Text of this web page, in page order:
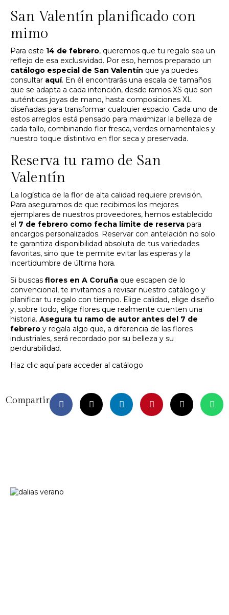
San Valentín planificado con
mimo
Para este 14 de febrero, queremos que tu regalo sea un
reflejo de esa exclusividad. Por eso, hemos preparado un
catálogo especial de San Valentín que ya puedes
consultar aquí. En él encontrarás una escala de tamaños
que se adapta a cada intención, desde ramos XS que son
auténticas joyas de mano, hasta composiciones XL
diseñadas para transformar cualquier espacio. Cada uno de
estos arreglos está pensado para maximizar la belleza de
cada tallo, combinando flor fresca, verdes ornamentales y
nuestro toque distintivo en flor seca y preservada.
Reserva tu ramo de San
Valentín
La logística de la flor de alta calidad requiere previsión.
Para asegurarnos de que recibimos los mejores
ejemplares de nuestros proveedores, hemos establecido
el 7 de febrero como fecha límite de reserva para
encargos personalizados. Reservar con antelación no solo
te garantiza disponibilidad absoluta de tus variedades
favoritas, sino que te permite evitar las esperas y la
incertidumbre de última hora.
Si buscas flores en A Coruña que escapen de lo
convencional, te invitamos a revisar nuestro catálogo y
planificar tu regalo con tiempo. Elige calidad, elige diseño
y, sobre todo, elige flores que realmente cuenten una
historia. Asegura tu ramo de autor antes del 7 de
febrero y regala algo que, a diferencia de las flores
industriales, será recordado por su belleza y su
perdurabilidad.
Haz clic aquí para acceder al catálogo
Compartir